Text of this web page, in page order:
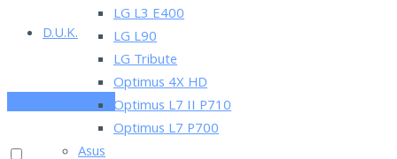
D.U.K.
PRENUMERUOK
LG L3 E400
LG L90
LG Tribute
Optimus 4X HD
Optimus L7 II P710
Optimus L7 P700
Asus